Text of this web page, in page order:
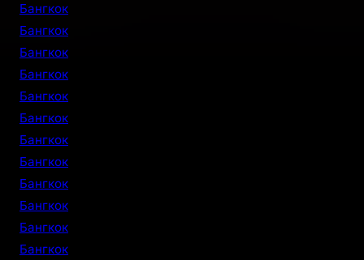
Бангкок
Бангкок
Бангкок
Бангкок
Бангкок
Бангкок
Бангкок
Бангкок
Бангкок
Бангкок
Бангкок
Бангкок